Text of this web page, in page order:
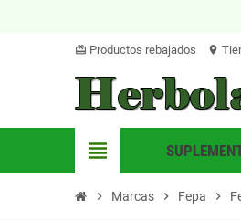
card_giftcard Productos rebajados location_on
view_headline
chevron_right Marcas chevron_right Fepa chevron_right